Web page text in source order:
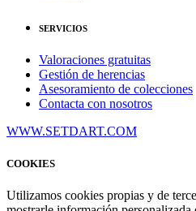
SERVICIOS
Valoraciones gratuitas
Gestión de herencias
Asesoramiento de colecciones
Contacta con nosotros
WWW.SETDART.COM
COOKIES
Utilizamos cookies propias y de